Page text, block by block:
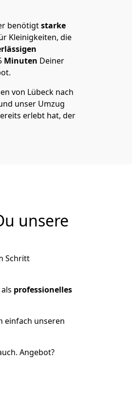
benötigtstarke
Kleinigkeiten, die
Minuten Deiner
von Lübeck nach
unser Umzug
erlebt hat, der
unsere
Schritt
professionelles
einfach unseren
Angebot?